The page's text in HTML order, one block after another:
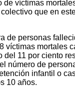
víctimas
que en
de personas
víctimas mortales
11 por ciento
número de
infantil o
10 años.